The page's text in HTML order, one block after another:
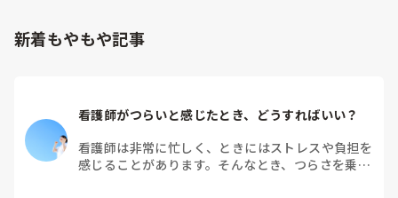
新着もやもや記事
看護師がつらいと感じたとき、どうすればいい？
看護師は非常に忙しく、ときにはストレスや負担を
感じることがあります。そんなとき、つらさを乗り